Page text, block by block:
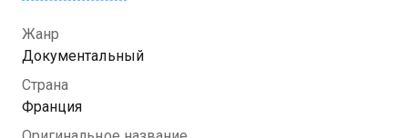
былой вид «иконам» автомобильного мира.
Посмотреть онлайн 1 сезон сериала Реставрация
классических авто вы можете совершенно
бесплатно в хорошем HD качестве на Казахтелеком
Жанр
Документальный
Страна
Франция